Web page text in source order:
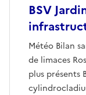
BSV
Météo Bilan
de limaces
plus présents